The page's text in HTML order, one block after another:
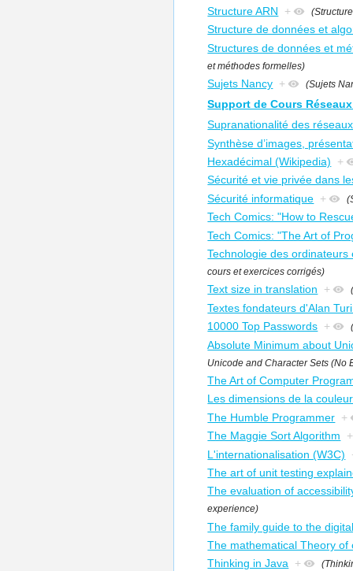
Structure ARN
+
Structure de données et
Structures de données et
et méthodes formelles)
Sujets Nancy + (Sujets
Support de Cours Réseaux
Supranationalité des
Synthèse d’images,
Hexadécimal (Wikipedia)
+
Sécurité et vie privée dans
Sécurité informatique +
Tech Comics: "How to
Tech Comics: "The Art of
Technologie des
cours et exercices corrigés)
Text size in translation +
Textes fondateurs d'Alan
10000 Top Passwords +
Absolute Minimum about
Unicode and Character Sets (No
The Art of Computer
Les dimensions de la
The Humble Programmer +
The Maggie Sort Algorithm
+
L'internationalisation (W3C)
The art of unit testing
The evaluation of
experience)
The family guide to the
The mathematical Theory of
Thinking in Java +